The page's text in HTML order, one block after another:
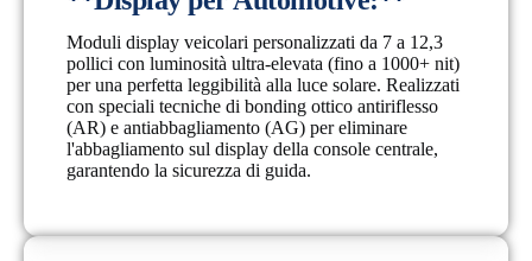
Moduli display veicolari personalizzati da 7 a 12,3
pollici con luminosità ultra-elevata (fino a 1000+ nit)
per una perfetta leggibilità alla luce solare. Realizzati
con speciali tecniche di bonding ottico antiriflesso
(AR) e antiabbagliamento (AG) per eliminare
l'abbagliamento sul display della console centrale,
garantendo la sicurezza di guida.